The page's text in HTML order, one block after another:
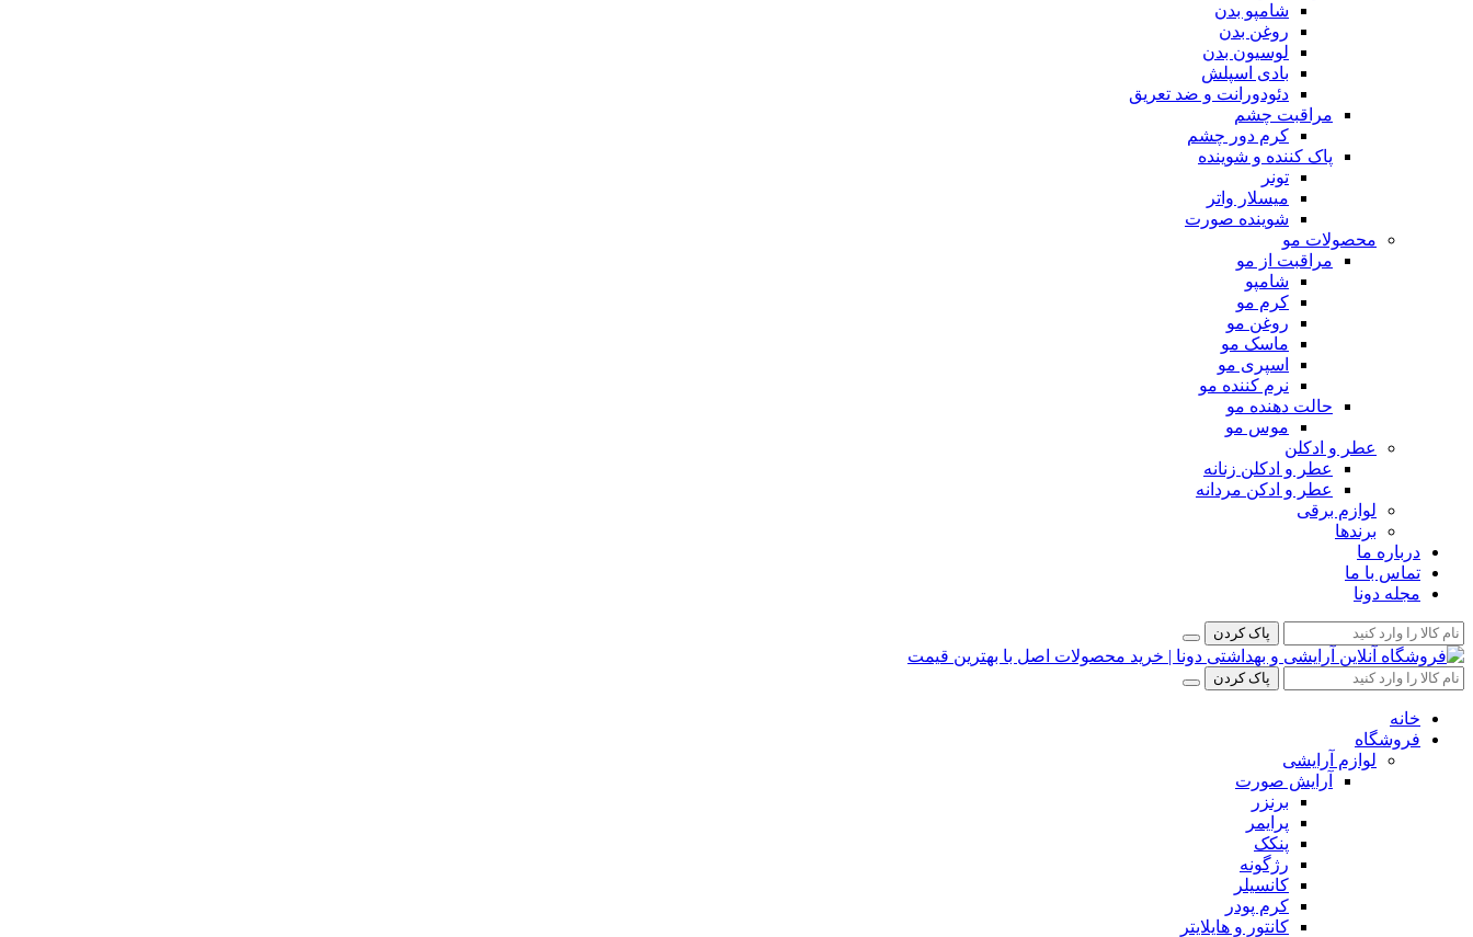
شامپو بدن
روغن بدن
لوسیون بدن
بادی اسپلش
دئودورانت و ضد تعریق
مراقبت چشم
کرم دور چشم
پاک کننده و شوینده
تونر
میسلار واتر
شوینده صورت
محصولات مو
مراقبت از مو
شامپو
کرم مو
روغن مو
ماسک مو
اسپری مو
نرم کننده مو
حالت دهنده مو
موس مو
عطر و ادکلن
عطر و ادکلن زنانه
عطر و ادکن مردانه
لوازم برقی
برندها
درباره ما
تماس با ما
مجله دونا
پاک کردن
پاک کردن
خانه
فروشگاه
لوازم آرایشی
آرایش صورت
برنزر
پرایمر
پنکک
رژگونه
کانسیلر
کرم پودر
کانتور و هایلایتر